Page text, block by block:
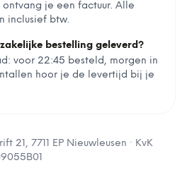
je een factuur. Alle
inclusief btw.
bestelling geleverd?
voor 22:45 besteld, morgen in
hoor je de levertijd bij je
21, 7711 EP Nieuwleusen · KvK